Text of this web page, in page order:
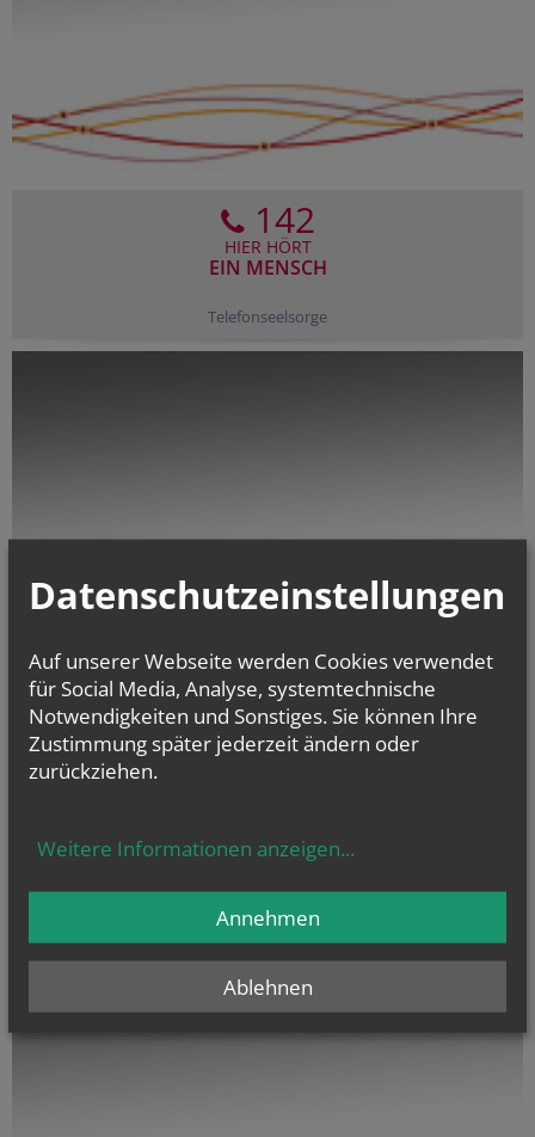
142
HIER HÖRT
EIN MENSCH
Telefonseelsorge
Übersicht
Datenschutzeinstellungen
Auf unserer Webseite werden Cookies verwendet
für Social Media, Analyse, systemtechnische
Notwendigkeiten und Sonstiges. Sie können Ihre
Zustimmung später jederzeit ändern oder
zurückziehen.
Weitere Informationen anzeigen...
Ablehnen
Annehmen